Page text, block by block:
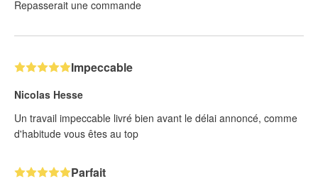
Repasserait une commande
Impeccable
Nicolas Hesse
Un travail impeccable livré bien avant le délai annoncé, comme
d'habitude vous êtes au top
Parfait